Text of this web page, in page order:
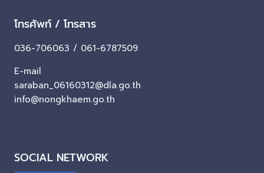
โทรศัพท์ / โทรสาร
036-706063 / 061-6787509
E-mail
saraban_06160312@dla.go.th
info@nongkhaem.go.th
SOCIAL NETWORK